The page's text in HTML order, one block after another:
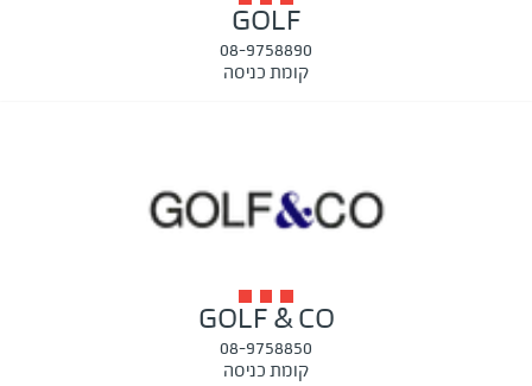
GOLF
08-9758890
קומת כניסה
GOLF & CO
08-9758850
קומת כניסה